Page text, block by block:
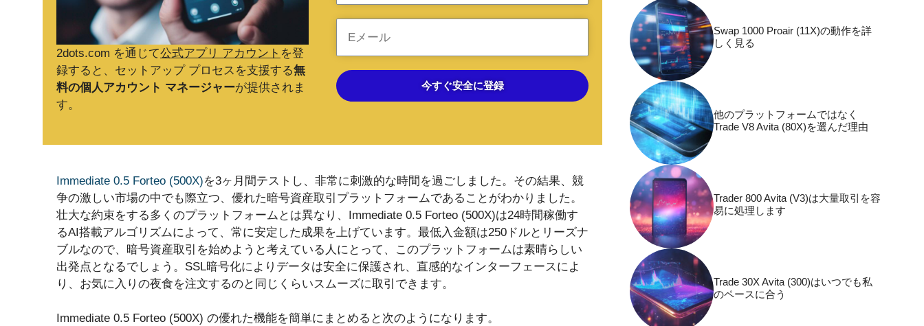
2dots.com を通じて公式アプリ アカウント を登
録すると、セットアップ プロセスを支援する無
料の個人アカウント マネージャーが提供されま
す。
今すぐ安全に登録
Immediate 0.5 Forteo (500X)を3ヶ月間テストし、非常に刺激的な時間を過ごしました。その結果、競
争の激しい市場の中でも際立つ、優れた暗号資産取引プラットフォームであることがわかりました。
壮大な約束をする多くのプラットフォームとは異なり、Immediate 0.5 Forteo (500X)は24時間稼働す
るAI搭載アルゴリズムによって、常に安定した成果を上げています。最低入金額は250ドルとリーズナ
ブルなので、暗号資産取引を始めようと考えている人にとって、このプラットフォームは素晴らしい
出発点となるでしょう。SSL暗号化によりデータは安全に保護され、直感的なインターフェースによ
り、お気に入りの夜食を注文するのと同じくらいスムーズに取引できます。
Immediate 0.5 Forteo (500X) の優れた機能を簡単にまとめると次のようになります。
Swap 1000 Proair (11X)の動作を詳
しく見る
他のプラットフォームではなく
Trade V8 Avita (80X)を選んだ理由
Trader 800 Avita (V3)は大量取引を容
易に処理します
Trade 30X Avita (300)はいつでも私
のペースに合う